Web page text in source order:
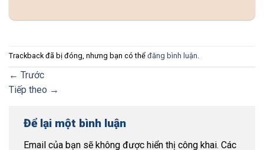
Trackback đã bị đóng, nhưng bạn có thể đăng bình luận
← Trước
Tiếp theo →
Để lại một bình luận
Email của bạn sẽ không được hiển thị công khai. Các